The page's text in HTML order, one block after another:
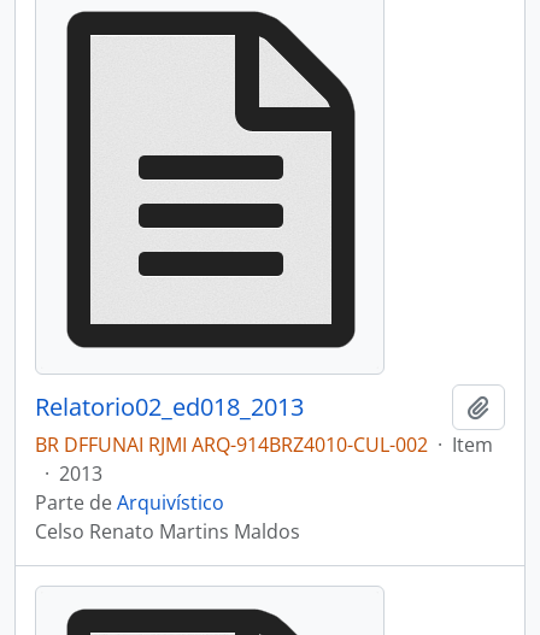
Relatorio02_ed018_2013
BR DFFUNAI RJMI ARQ-914BRZ4010-CUL-002 · Item
· 2013
Parte deArquivístico
Celso Renato Martins Maldos